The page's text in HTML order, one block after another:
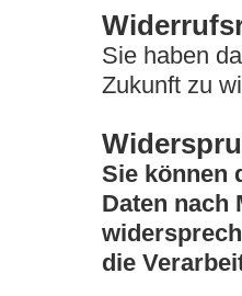
Sie haben
Zukunft zu
Sie können
Daten nach
die